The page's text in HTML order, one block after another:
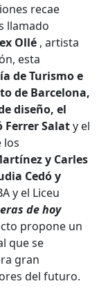
recae
llamado
Ollé , artista
esta
de Turismo e
de Barcelona,
diseño, el
Ferrer Salaty el
los
y Carles
Cedó y
y el Liceu
de hoy
propone un
que se
gran
del futuro.